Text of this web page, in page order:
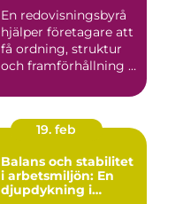
En redovisningsbyrå
hjälper företagare att
få ordning, struktur
och framförhållning i
19. feb
Balans och stabilitet
i arbetsmiljön: En
djupdykning i